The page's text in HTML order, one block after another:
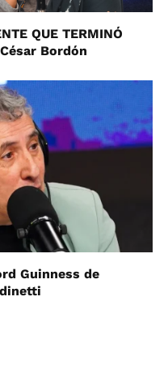
QUE TERMINÓ
Bordón
Guinness de